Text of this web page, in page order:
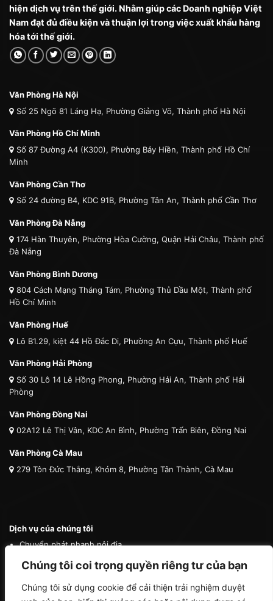
Chúng tôi coi trọng quyền riêng tư của bạn
Chúng tôi sử dụng cookie để cải thiện trải nghiệm duyệt
hiện dịch vụ trên thế giới. Nhằm giúp các Doanh nghiệp Việt
Nam đạt đủ điều kiện và thuận lợi trong việc xuất khẩu hàng
hóa tới thế giới.
Văn Phòng Hà Nội
Số 25 Ngõ 81 Láng Hạ, Phường Giảng Võ, Thành phố Hà Nội
Văn Phòng Hồ Chí Minh
Số 87 Đường A4 (K300), Phường Bảy Hiền, Thành phố Hồ Chí
Minh
Văn Phòng Cần Thơ
Số 24 đường B4, KDC 91B, Phường Tân An, Thành phố Cần Thơ
Văn Phòng Đà Nẵng
174 Hàn Thuyên, Phường Hòa Cường, Quận Hải Châu, Thành phố
Đà Nẵng
Văn Phòng Bình Dương
804 Cách Mạng Tháng Tám, Phường Thủ Dầu Một, Thành phố
Hồ Chí Minh
Văn Phòng Huế
Lô B1.29, kiệt 44 Hồ Đắc Di, Phường An Cựu, Thành phố Huế
Văn Phòng Hải Phòng
Số 30 Lô 14 Lê Hồng Phong, Phường Hải An, Thành phố Hải
Phòng
Văn Phòng Đồng Nai
02A12 Lê Thị Vân, KDC An Bình, Phường Trấn Biên, Đồng Nai
Văn Phòng Cà Mau
279 Tôn Đức Thắng, Khóm 8, Phường Tân Thành, Cà Mau
Dịch vụ của chúng tôi
Chuyển phát nhanh nội địa
Chuyển phát nhanh quốc tế
Vận chuyển thú cưng